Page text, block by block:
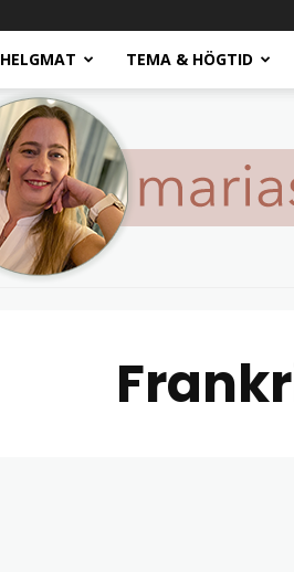
HELGMAT TEMA & HÖGTID
Marias